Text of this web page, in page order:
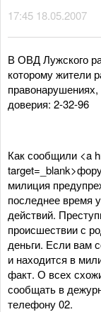
17:45 18.05.2007
В ОВД Лужского
которому жители
доверия: 2-32-96
Как сообщили <a
милиция
последнее время
действий.
происшествии с
деньги. Если вам
и находится в
факт. О всех
сообщать в
телефону 02.